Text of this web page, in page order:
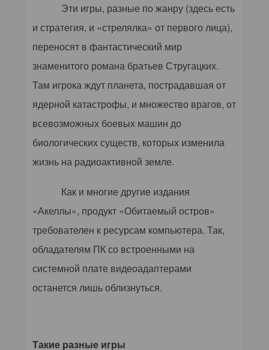
Эти игры, разные по жанру (здесь есть
и стратегия, и «стрелялка» от первого лица),
переносят в фантастический мир
знаменитого романа братьев Стругацких.
Там игрока ждут планета, пострадавшая от
ядерной катастрофы, и множество врагов, от
всевозможных боевых машин до
биологических существ, которых изменила
жизнь на радиоактивной земле.
Как и многие другие издания
«Акеллы», продукт «Обитаемый остров»
требователен к ресурсам компьютера. Так,
обладателям ПК со встроенными на
системной плате видеоадаптерами
останется лишь облизнуться.
Такие разные игры